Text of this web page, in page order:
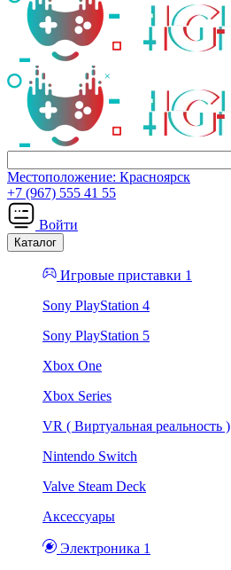
Местоположение: Красноярск
+7 (967) 555 41 55
Войти
Каталог
Игровые приставки 1
Sony PlayStation 4
Sony PlayStation 5
Xbox One
Xbox Series
VR ( Виртуальная реальность )
Nintendo Switch
Valve Steam Deck
Аксессуары
Электроника 1